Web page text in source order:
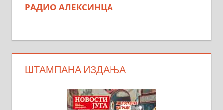
РАДИО АЛЕКСИНЦА
ШТАМПАНА ИЗДАЊА